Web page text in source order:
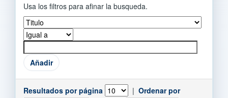
Usa los filtros para afinar la busqueda.
Resultados por página | Ordenar por